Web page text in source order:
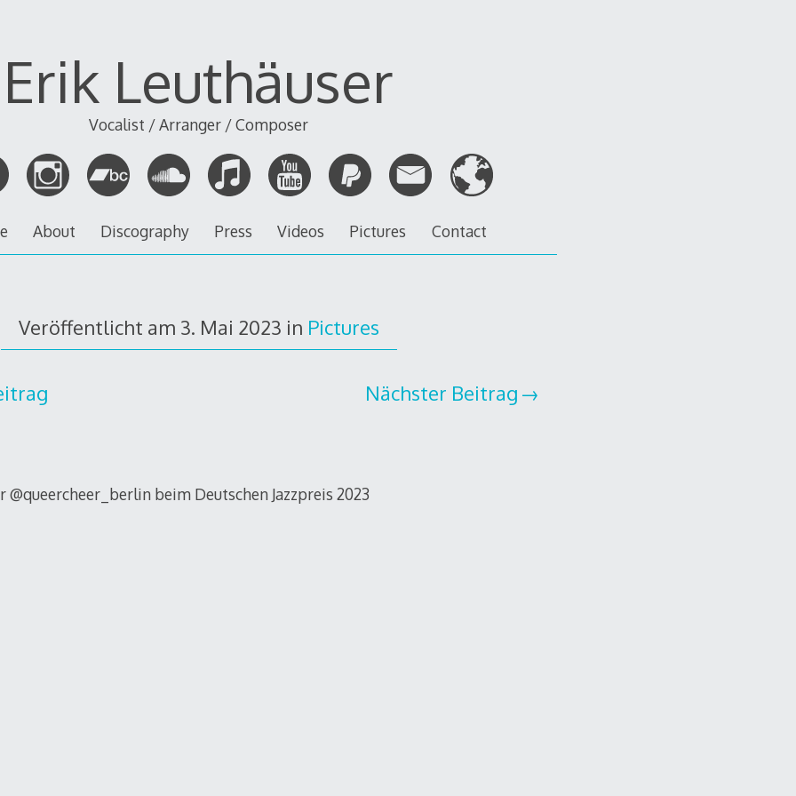
Erik Leuthäuser
Vocalist / Arranger / Composer
About Discography Press Videos Pictures Contact
Veröffentlicht am 3. Mai 2023 in Pictures
Nächster Beitrag
@queercheer_berlin beim Deutschen Jazzpreis 2023